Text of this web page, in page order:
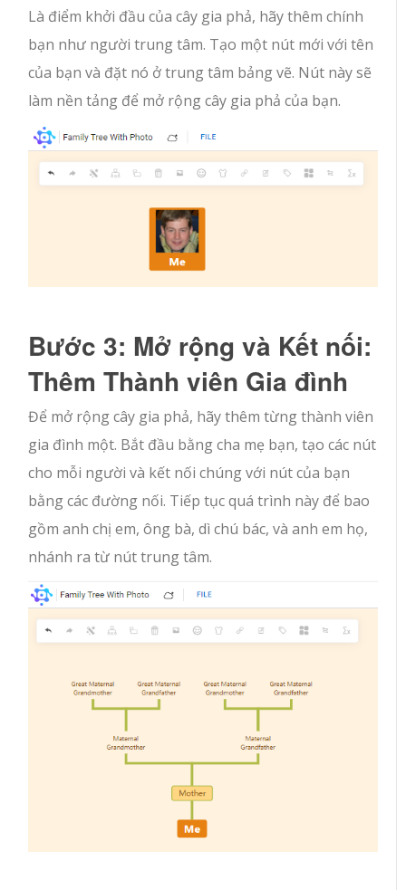
Là điểm khởi đầu của cây gia phả, hãy thêm chính
bạn như người trung tâm. Tạo một nút mới với tên
của bạn và đặt nó ở trung tâm bảng vẽ. Nút này sẽ
làm nền tảng để mở rộng cây gia phả của bạn.
Bước 3: Mở rộng và Kết nối:
Thêm Thành viên Gia đình
Để mở rộng cây gia phả, hãy thêm từng thành viên
gia đình một. Bắt đầu bằng cha mẹ bạn, tạo các nút
cho mỗi người và kết nối chúng với nút của bạn
bằng các đường nối. Tiếp tục quá trình này để bao
gồm anh chị em, ông bà, dì chú bác, và anh em họ,
nhánh ra từ nút trung tâm.